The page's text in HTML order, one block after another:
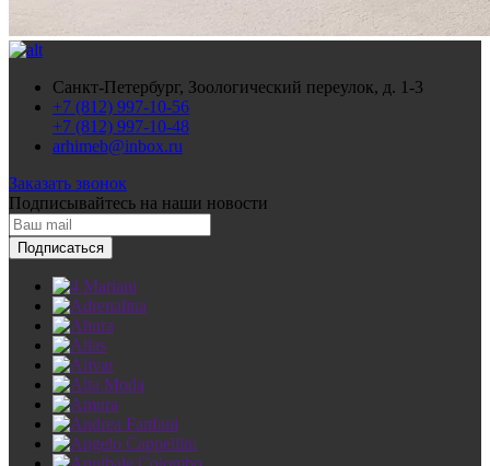
Санкт-Петербург, Зоологический переулок, д. 1-3
+7 (812) 997-10-56
+7 (812) 997-10-48
arhimeb@inbox.ru
Заказать звонок
Подписывайтесь на наши новости